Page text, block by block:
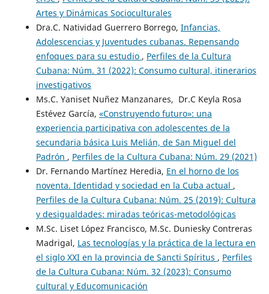
Artes y Dinámicas Socioculturales
Dra.C. Natividad Guerrero Borrego, Infancias,
Adolescencias y Juventudes cubanas. Repensando
enfoques para su estudio , Perfiles de la Cultura
Cubana: Núm. 31 (2022): Consumo cultural, itinerarios
investigativos
Ms.C. Yaniset Nuñez Manzanares, Dr.C Keyla Rosa
Estévez García, «Construyendo futuro»: una
experiencia participativa con adolescentes de la
secundaria básica Luis Melián, de San Miguel del
Padrón , Perfiles de la Cultura Cubana: Núm. 29 (2021)
Dr. Fernando Martínez Heredia, En el horno de los
noventa. Identidad y sociedad en la Cuba actual ,
Perfiles de la Cultura Cubana: Núm. 25 (2019): Cultura
y desigualdades: miradas teóricas-metodológicas
M.Sc. Liset López Francisco, M.Sc. Duniesky Contreras
Madrigal, Las tecnologías y la práctica de la lectura en
el siglo XXI en la provincia de Sancti Spíritus , Perfiles
de la Cultura Cubana: Núm. 32 (2023): Consumo
cultural y Educomunicación